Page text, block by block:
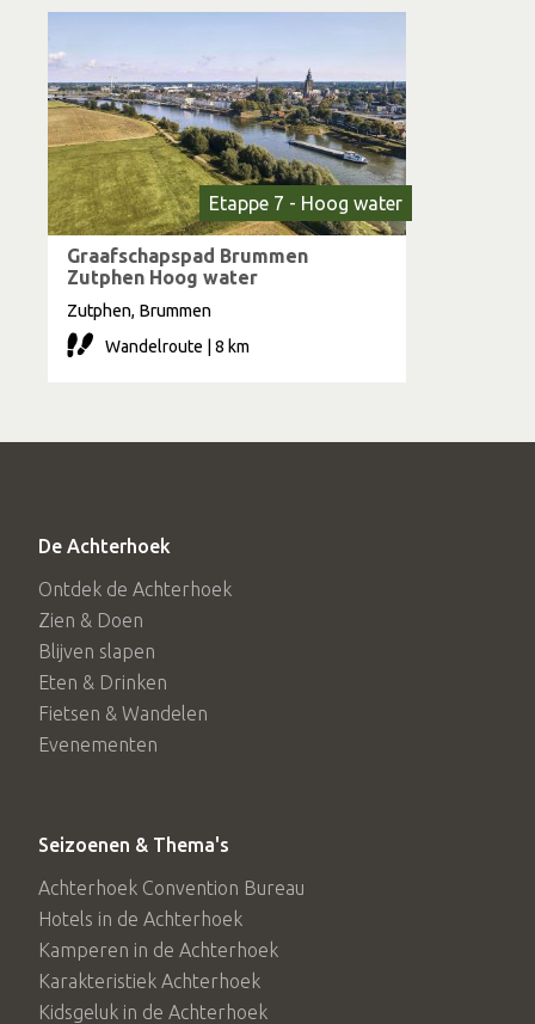
Etappe 7 - Hoog water
Graafschapspad Brummen
Zutphen Hoog water
Zutphen, Brummen
Wandelroute | 8 km
De Achterhoek
Ontdek de Achterhoek
Zien & Doen
Blijven slapen
Eten & Drinken
Fietsen & Wandelen
Evenementen
Seizoenen & Thema's
Achterhoek Convention Bureau
Hotels in de Achterhoek
Kamperen in de Achterhoek
Karakteristiek Achterhoek
Kidsgeluk in de Achterhoek